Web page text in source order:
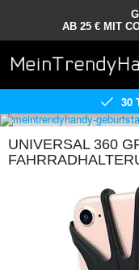
AB 25 € MIT
30
UNIVERSAL 360